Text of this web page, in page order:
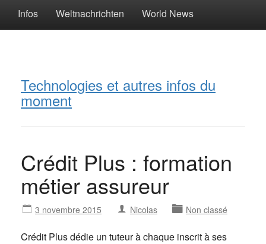
Infos Weltnachrichten World News
Technologies et autres infos du
moment
Crédit Plus : formation
métier assureur
3 novembre 2015 Nicolas Non classé
Crédit Plus dédie un tuteur à chaque inscrit à ses